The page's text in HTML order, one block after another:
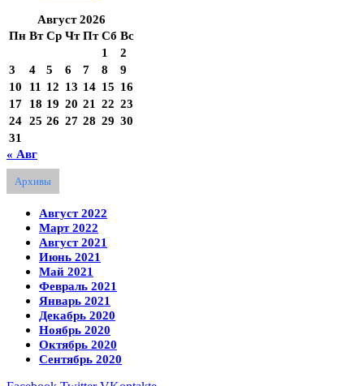
Август 2026
Пн Вт Ср Чт Пт Сб Вс
1
2
3
4 5 6 7 8
9
10
11 12 13 14 15 16
17
18 19 20 21 22 23
24 25 26 27 28 29 30
31
« Авг
Архивы
Август 2022
Март 2022
Август 2021
Июнь 2021
Май 2021
Февраль 2021
Январь 2021
Декабрь 2020
Ноябрь 2020
Октябрь 2020
Сентябрь 2020